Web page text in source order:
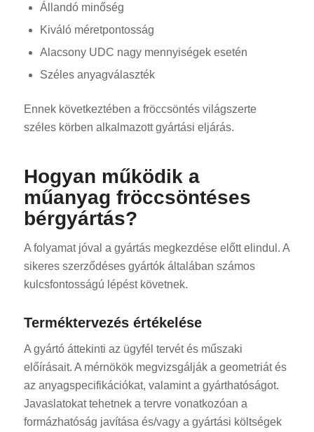
Állandó minőség
Kiváló méretpontosság
Alacsony UDC nagy mennyiségek esetén
Széles anyagválaszték
Ennek következtében a fröccsöntés világszerte
széles körben alkalmazott gyártási eljárás.
Hogyan működik a
műanyag fröccsöntéses
bérgyártás?
A folyamat jóval a gyártás megkezdése előtt elindul. A
sikeres szerződéses gyártók általában számos
kulcsfontosságú lépést követnek.
Terméktervezés értékelése
A gyártó áttekinti az ügyfél tervét és műszaki
előírásait. A mérnökök megvizsgálják a geometriát és
az anyagspecifikációkat, valamint a gyárthatóságot.
Javaslatokat tehetnek a tervre vonatkozóan a
formázhatóság javítása és/vagy a gyártási költségek